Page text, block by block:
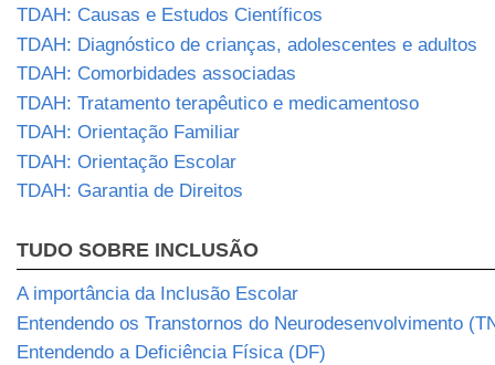
TDAH: Causas e Estudos Científicos
TDAH: Diagnóstico de crianças, adolescentes e adultos
TDAH: Comorbidades associadas
TDAH: Tratamento terapêutico e medicamentoso
TDAH: Orientação Familiar
TDAH: Orientação Escolar
TDAH: Garantia de Direitos
TUDO SOBRE INCLUSÃO
A importância da Inclusão Escolar
Entendendo os Transtornos do Neurodesenvolvimento
Entendendo a Deficiência Física (DF)